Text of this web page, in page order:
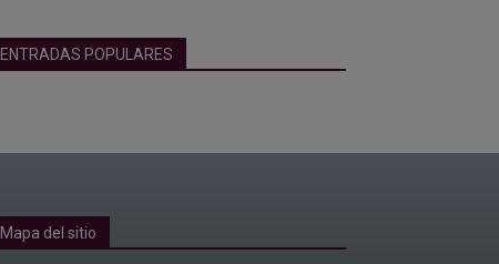
ENTRADAS POPULARES
Mapa del sitio